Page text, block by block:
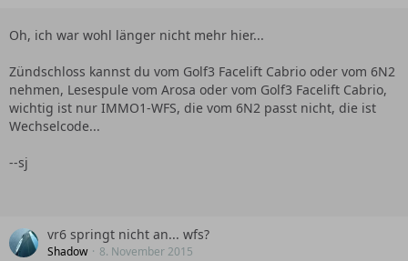
Oh, ich war wohl länger nicht mehr hier...
Zündschloss kannst du vom Golf3 Facelift Cabrio oder vom 6N2
nehmen, Lesespule vom Arosa oder vom Golf3 Facelift Cabrio,
wichtig ist nur IMMO1-WFS, die vom 6N2 passt nicht, die ist
Wechselcode...
--sj
vr6 springt nicht an... wfs?
Shadow 8. November 2015